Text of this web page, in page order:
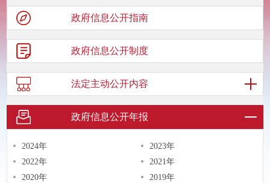
政府信息公开指南
政府信息公开制度
法定主动公开内容
政府信息公开年报
2024年
2023年
2022年
2021年
2020年
2019年